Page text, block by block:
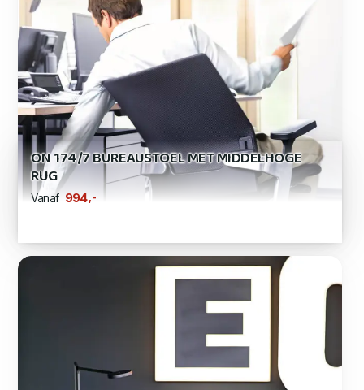
ON 174/7 BUREAUSTOEL MET MIDDELHOGE
RUG
Vanaf 994 ,-